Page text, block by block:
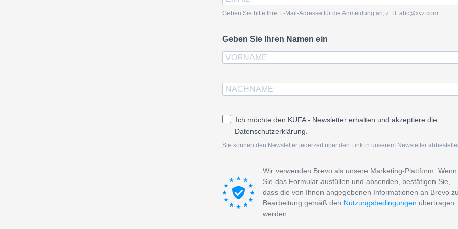
Geben Sie bitte Ihre E-Mail-Adresse für die Anmeldung an, z. B. abc@xyz.com.
Geben Sie Ihren Namen ein
Ich möchte den KUFA - Newsletter erhalten und akzeptiere die
Datenschutzerklärung.
Sie können den Newsletter jederzeit über den Link in unserem Newsletter
Wir verwenden Brevo als unsere Marketing-Plattform. Wenn
Sie das Formular ausfüllen und absenden, bestätigen Sie,
dass die von Ihnen angegebenen Informationen an Brevo
Bearbeitung gemäß den Nutzungsbedingungen übertragen
werden.